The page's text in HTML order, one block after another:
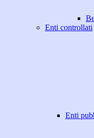
Enti controllati
Enti